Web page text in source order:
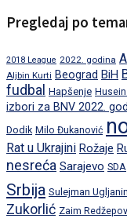
Pregledaj po
2018 League 2022. godina
Aljbin Kurti Beograd BiH
fudbal Hapšenje
izbori za BNV 2022.
Dodik Milo Đukanović
Rat u Ukrajini Rožaje
nesreća Sarajevo SDA
Srbija Sulejman Ugljanin
Zukorlić Zaim